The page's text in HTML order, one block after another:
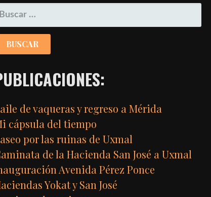
de vaqueras y regreso a Mérida
cápsula del tiempo
por las ruinas de Uxmal
de la Hacienda San José a Uxmal
Avenida Pérez Ponce
Yokat y San José